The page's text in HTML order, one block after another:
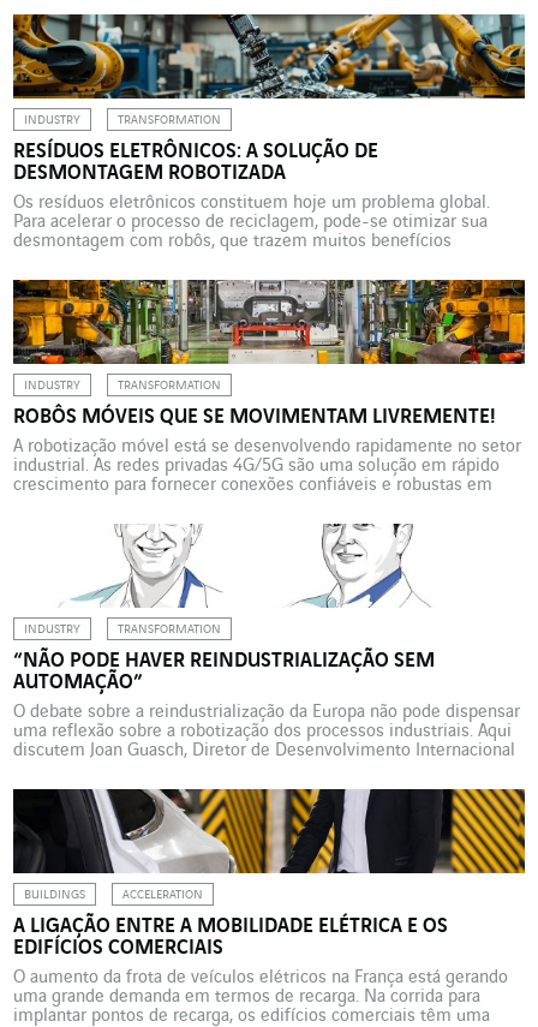
integração de todas as competências especializadas. Flexibilidade,
redução dos custos, aumento da produtividade, aprimoramento da
qualidade, trabalho menos árduo […]
INDUSTRY TRANSFORMATION
RESÍDUOS ELETRÔNICOS: A SOLUÇÃO DE
DESMONTAGEM ROBOTIZADA
Os resíduos eletrônicos constituem hoje um problema global.
Para acelerar o processo de reciclagem, pode-se otimizar sua
desmontagem com robôs, que trazem muitos benefícios
ecológica, é essencial o gerenciamento adequado dos resíduos de
equipamentos eletroeletrônicos (REEE), prejudiciais ao meio
ambiente e à saúde. É também uma […]
INDUSTRY TRANSFORMATION
ROBÔS MÓVEIS QUE SE MOVIMENTAM LIVREMENTE!
A robotização móvel está se desenvolvendo rapidamente no setor
industrial. As redes privadas 4G/5G são uma solução em rápido
crescimento para fornecer conexões confiáveis e robustas em
Roterdã até a sede francesa da Mercedes-Benz. O 5G industrial
privado aplicado à robótica oferece conectividade confiável e […]
INDUSTRY TRANSFORMATION
“NÃO PODE HAVER REINDUSTRIALIZAÇÃO SEM
AUTOMAÇÃO”
O debate sobre a reindustrialização da Europa não pode dispensar
uma reflexão sobre a robotização dos processos industriais. Aqui
discutem Joan Guasch, Diretor de Desenvolvimento Internacional
Christophe Rousseau, Diretor da Actemium, a marca Indústria da
VINCI Energies. Atualmente, parece haver um consenso de que
não haverá […]
BUILDINGS ACCELERATION
A LIGAÇÃO ENTRE A MOBILIDADE ELÉTRICA E OS
EDIFÍCIOS COMERCIAIS
O aumento da frota de veículos elétricos na França está gerando
uma grande demanda em termos de recarga. Na corrida para
implantar pontos de recarga, os edifícios comerciais têm uma